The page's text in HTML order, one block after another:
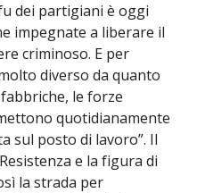
dei partigiani è oggi
impegnate a liberare il
criminoso. E per
diverso da quanto
le forze
quotidianamente
sul posto di lavoro”. Il
e la figura di
la strada per